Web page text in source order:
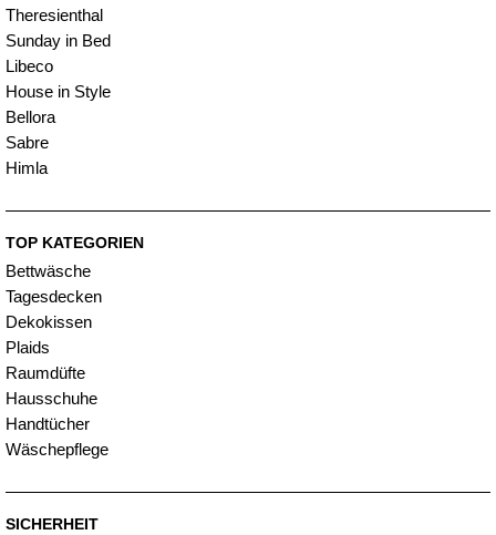
Theresienthal
Sunday in Bed
Libeco
House in Style
Bellora
Sabre
Himla
TOP KATEGORIEN
Bettwäsche
Tagesdecken
Dekokissen
Plaids
Raumdüfte
Hausschuhe
Handtücher
Wäschepflege
SICHERHEIT